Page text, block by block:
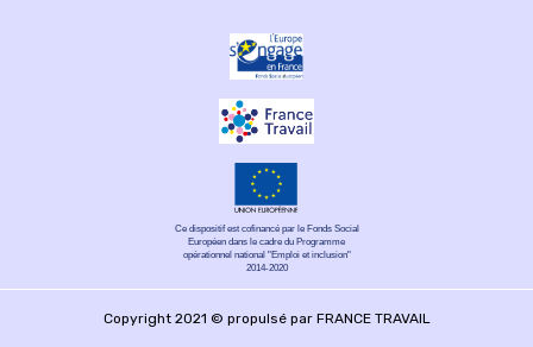
Ce dispositif est cofinancé par le Fonds Social
Européen dans le cadre du Programme
opérationnel national "Emploi et inclusion"
2014-2020
Copyright 2021 © propulsé par FRANCE TRAVAIL